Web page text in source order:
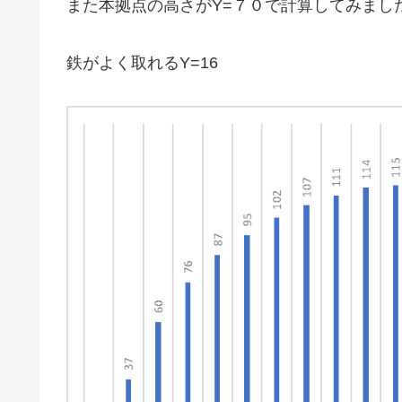
また本拠点の高さがY=７０で計算してみまし
鉄がよく取れるY=16